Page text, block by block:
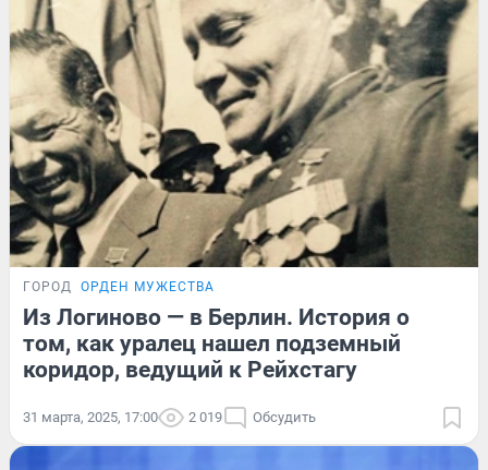
ГОРОД ОРДЕН МУЖЕСТВА
Из Логиново — в Берлин. История о
том, как уралец нашел подземный
коридор, ведущий к Рейхстагу
31 марта, 2025, 17:00 2 019 Обсудить